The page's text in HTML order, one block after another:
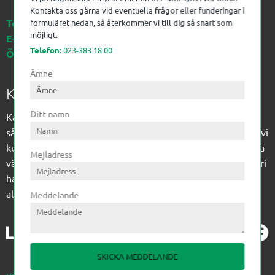
Telefon:023-383 18 00
E-post:kagon@kagon.se
Öppettider:Måndag-Fredag, 07-16
Kagon AB
Kagon har sedan 1972 levererat kompetens till
sågverksindustrin och övrig industri. Till träindustrin tillför vi
kunskap med optimeringslösningar från timmerplanen hela
vägen fram till paketering/emballering och till övrig industri
har vi ett komplement sortiment av teknikprodukter med
allt ifrån slangtillverkning till transmission och lager.
Kontakta oss gärna vid eventuella frågor eller funderingar i
formuläret nedan, så återkommer vi till dig så snart som
möjligt.
Telefon:023-383 18 00
Ämne
Ditt namn
Mejladress
Meddelande
SKICKA MEDDELANDE